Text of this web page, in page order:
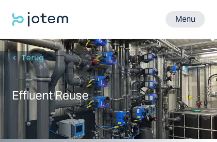
Menu
Terug
Effluent Reuse